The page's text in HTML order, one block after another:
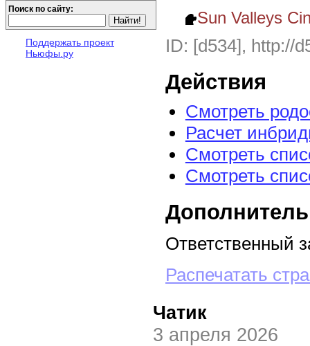
Поиск по сайту:
Поддержать проект
Ньюфы.ру
Sun Valleys
ID: [d534], http://
Действия
Смотреть
Расчет
Смотреть
Смотреть
Ответственный
Распечатать
Чатик
3 апреля 2026